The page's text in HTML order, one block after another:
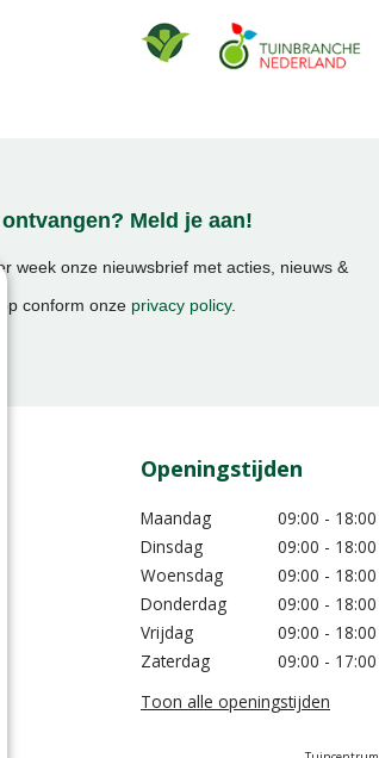
Meld je aan!
week onze nieuwsbrief met acties, nieuws &
conform onze privacy policy.
Openingstijden
Maandag
09:00 - 18:00
Dinsdag
09:00 - 18:00
Woensdag
09:00 - 18:00
Donderdag
09:00 - 18:00
Vrijdag
09:00 - 18:00
Zaterdag
09:00 - 17:00
Toon alle openingstijden